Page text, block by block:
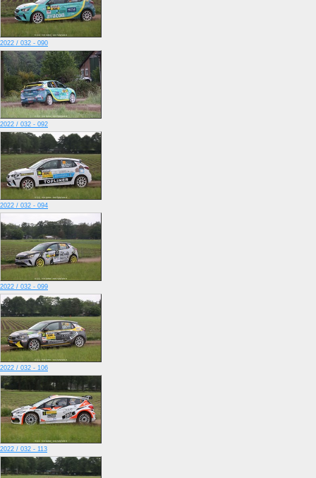
2022 / 032 - 090
2022 / 032 - 092
2022 / 032 - 094
2022 / 032 - 099
2022 / 032 - 106
2022 / 032 - 113